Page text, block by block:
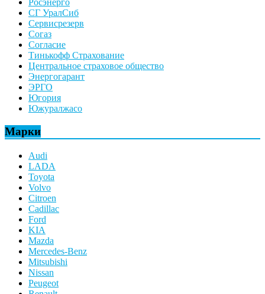
Росэнерго
СГ УралСиб
Сервисрезерв
Согаз
Согласие
Тинькофф Страхование
Центральное страховое общество
Энергогарант
ЭРГО
Югория
Южуралжасо
Марки
Audi
LADA
Toyota
Volvo
Citroen
Cadillac
Ford
KIA
Mazda
Mercedes-Benz
Mitsubishi
Nissan
Peugeot